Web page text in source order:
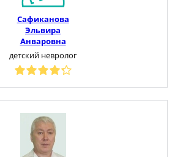
Сафиканова
Эльвира
Анваровна
детский невролог